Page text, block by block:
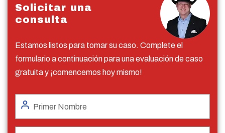
Solicitar una
consulta
Estamos listos para tomar su caso. Complete el
formulario a continuación para una evaluación de caso
gratuita y ¡comencemos hoy mismo!